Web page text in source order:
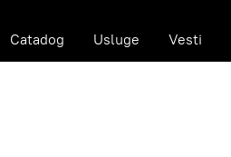
Catadog Usluge Vesti